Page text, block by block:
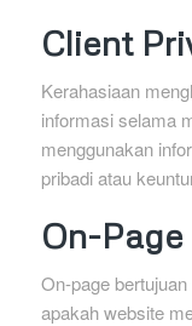
Client
Kerahasiaan
informasi selama
menggunakan
pribadi atau
On-Page
On-page
apakah website